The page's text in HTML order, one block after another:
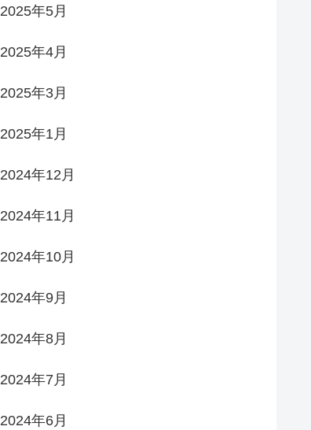
2025年5月
2025年4月
2025年3月
2025年1月
2024年12月
2024年11月
2024年10月
2024年9月
2024年8月
2024年7月
2024年6月